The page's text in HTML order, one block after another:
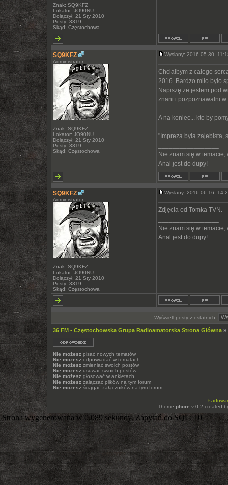
Znak: SQ9KFZ
Lokator: JO90NU
Dołączył: 21 Sty 2010
Posty: 3319
Skąd: Częstochowa
SQ9KFZ
Administrator
Znak: SQ9KFZ
Lokator: JO90NU
Dołączył: 21 Sty 2010
Posty: 3319
Skąd: Częstochowa
Wysłany: 2016-05-30,
Chciałbym z całego
2016. Bardzo miło było
Napiszę że jestem pod
znani i pozpoznawalni
A na koniec... kto by
"Impreza była zajebista,
Nie znam się w
Anal jest do dupy!
SQ9KFZ
Administrator
Znak: SQ9KFZ
Lokator: JO90NU
Dołączył: 21 Sty 2010
Posty: 3319
Skąd: Częstochowa
Wysłany: 2016-06-16,
Zdjęcia od Tomka TVN.
Nie znam się w
Anal jest do dupy!
Wyświetl posty z ostatnich:
36 FM - Częstochowska Grupa Radioamatorska Strona Główna »
Nie możesz pisać nowych tematów
Nie możesz odpowiadać w tematach
Nie możesz zmieniać swoich postów
Nie możesz usuwać swoich postów
Nie możesz głosować w ankietach
Nie możesz załączać plików na tym forum
Nie możesz ściągać załączników na tym forum
Theme phore v 0.2 created
Strona wygenerowana w 0.089 sekundy. Zapytań do SQL: 10